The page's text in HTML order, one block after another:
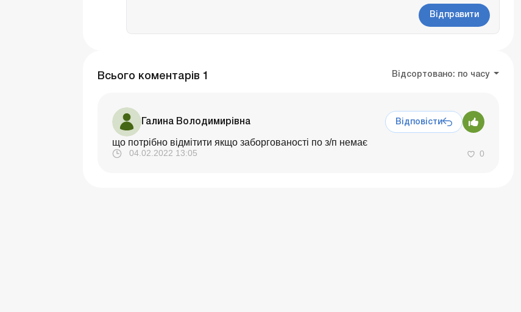
Відправити
Всього коментарів 1 Відсортовано: по часу
Галина Володимирівна Відповісти
що потрібно відмітити якщо заборгованості по з/п немає
04.02.2022 13:05 0